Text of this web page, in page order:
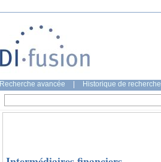
Recherche avancée Historique de recherche